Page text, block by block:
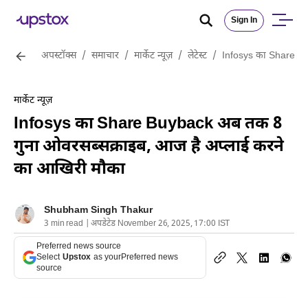
Sign In
अपस्टॉक्स / समाचार / मार्केट न्यूज़ / लेटेस्ट / Infosys का Share
मार्केट न्यूज़
Infosys का Share Buyback अब तक 8
गुना ओवरसब्सक्राइब, आज है अप्लाई करने
का आखिरी मौका
Shubham Singh Thakur
3 min read | अपडेटेड November 26, 2025, 17:00 IST
Preferred news source
Select Upstox as yourPreferred news
source